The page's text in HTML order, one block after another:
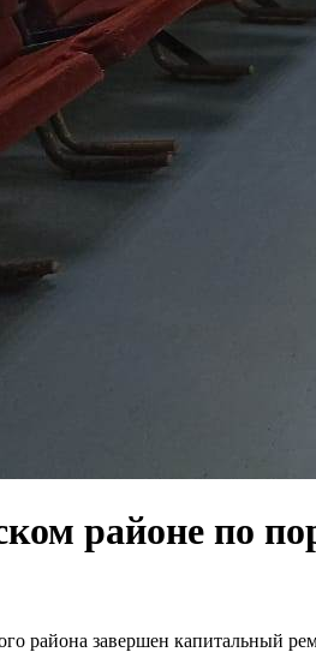
районе по
района завершен капитальный